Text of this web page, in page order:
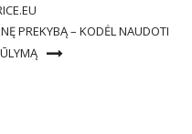
PREKYBĄ – KODĖL NAUDOTI